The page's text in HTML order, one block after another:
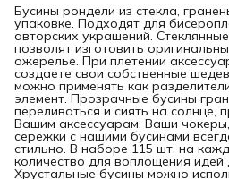
Бусины рондели из стекла,
упаковке. Подходят для
авторских украшений.
позволят изготовить
ожерелье. При плетении
создаете свои собственные
можно применять как
элемент. Прозрачные бусины
переливаться и сиять на солнце,
Вашим аксессуарам. Ваши
сережки с нашими бусинами
стильно. В наборе 115 шт. на
количество для воплощения идей
Хрустальные бусины можно